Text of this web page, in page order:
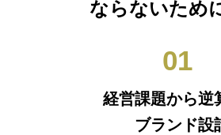
ならないため
01
経営課題から逆
ブランド設